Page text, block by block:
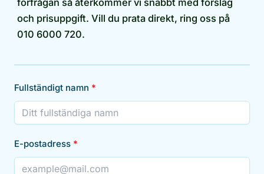
och prisuppgift. Vill du prata direkt, ring oss på
010 6000 720.
Fullständigt namn
E-postadress